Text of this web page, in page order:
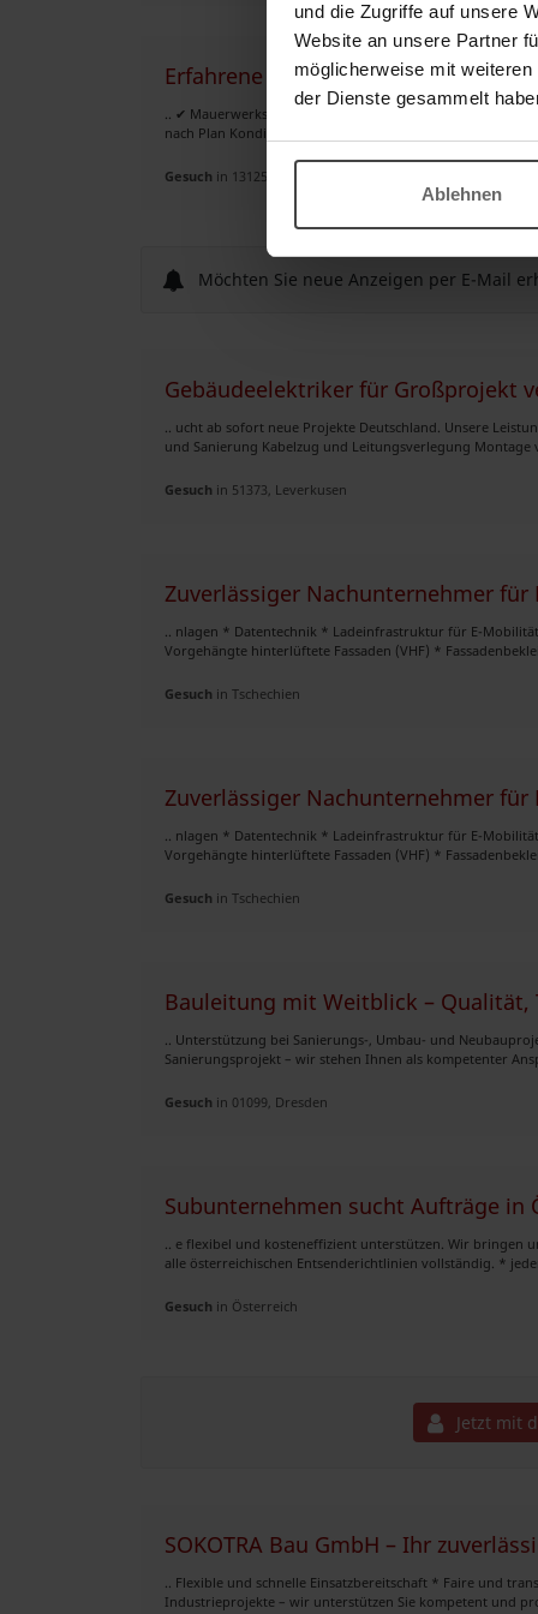
und die Zugriffe auf unsere
Website an unsere Partner
möglicherweise mit
der Dienste gesammelt
Ablehnen
Erfahrene Maurer und Betonbauer
.. ✔ Mauerwerksarbeiten ✔ Kalksandstein, Porenbeton,
nach Plan Konditionen • ab 34 €/Std. • 36–37 €/Std. bei
Gesuch in 13125, Berlin
Möchten Sie neue Anzeigen per E-Mail
Gebäudeelektriker für Großprojekt
.. ucht ab sofort neue Projekte Deutschland. Unsere
und Sanierung Kabelzug und Leitungsverlegung Montage
Gesuch in 51373, Leverkusen
Zuverlässiger Nachunternehmer für
.. nlagen * Datentechnik * Ladeinfrastruktur für E-
Vorgehängte hinterlüftete Fassaden (VHF) *
Gesuch in Tschechien
Zuverlässiger Nachunternehmer für
.. nlagen * Datentechnik * Ladeinfrastruktur für E-
Vorgehängte hinterlüftete Fassaden (VHF) *
Gesuch in Tschechien
Bauleitung mit Weitblick –
.. Unterstützung bei Sanierungs-, Umbau- und
Sanierungsprojekt – wir stehen Ihnen als kompetenter
Gesuch in 01099, Dresden
Subunternehmen sucht Aufträge in
.. e flexibel und kosteneffizient unterstützen. Wir bringen
alle österreichischen Entsenderichtlinien vollständig. *
Gesuch in Österreich
Jetzt mit
SOKOTRA Bau GmbH – Ihr
.. Flexible und schnelle Einsatzbereitschaft * Faire und
Industrieprojekte – wir unterstützen Sie kompetent und